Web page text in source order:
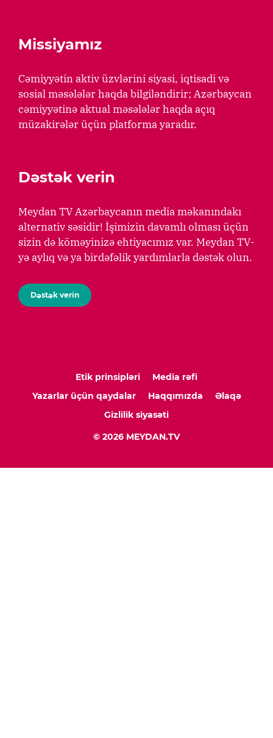
Missiyamız
Cəmiyyətin aktiv üzvlərini siyasi, iqtisadi və
sosial məsələlər haqda bilgiləndirir; Azərbaycan
cəmiyyətinə aktual məsələlər haqda açıq
müzakirələr üçün platforma yaradır.
Dəstək verin
Meydan TV Azərbaycanın media məkanındakı
alternativ səsidir! İşimizin davamlı olması üçün
sizin də köməyinizə ehtiyacımız var. Meydan TV-
yə aylıq və ya birdəfəlik yardımlarla dəstək olun.
Dəstək verin
Etik prinsipləri
Media rəfi
Yazarlar üçün qaydalar
Haqqımızda
Əlaqə
Gizlilik siyasəti
© 2026 MEYDAN.TV